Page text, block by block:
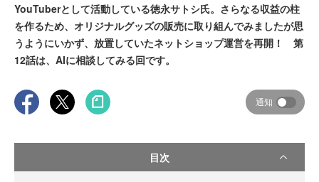
YouTuberとして活動している徳永サトシ氏。さらなる収益の柱
を作るため、オリジナルグッズの販売に取り組んでみましたが思
うようにいかず、放置していたネットショップ運営を再開！ 第
12話は、AIに相談してみる回です。
通知
目次